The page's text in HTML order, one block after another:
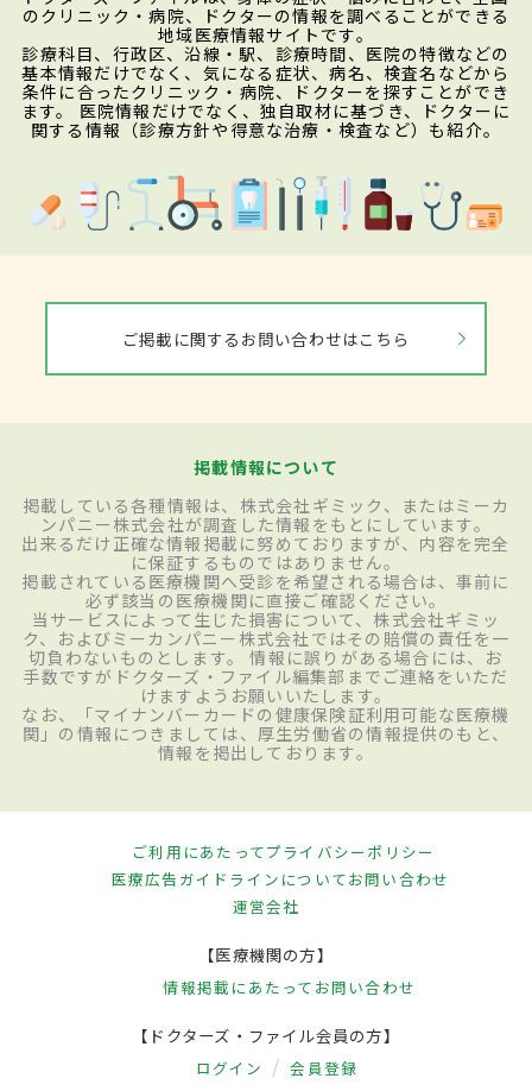
のクリニック・病院、ドクターの情報を調べることができる
地域医療情報サイトです。
診療科目、行政区、沿線・駅、診療時間、医院の特徴などの
基本情報だけでなく、気になる症状、病名、検査名などから
条件に合ったクリニック・病院、ドクターを探すことができ
ます。 医院情報だけでなく、独自取材に基づき、ドクターに
関する情報（診療方針や得意な治療・検査など）も紹介。
ご掲載に関するお問い合わせはこちら
掲載情報について
掲載している各種情報は、株式会社ギミック、またはミーカ
ンパニー株式会社が調査した情報をもとにしています。
出来るだけ正確な情報掲載に努めておりますが、内容を完全
に保証するものではありません。
掲載されている医療機関へ受診を希望される場合は、事前に
必ず該当の医療機関に直接ご確認ください。
当サービスによって生じた損害について、株式会社ギミッ
ク、およびミーカンパニー株式会社ではその賠償の責任を一
切負わないものとします。 情報に誤りがある場合には、お
手数ですがドクターズ・ファイル編集部までご連絡をいただ
けますようお願いいたします。
なお、「マイナンバーカードの健康保険証利用可能な医療機
関」の情報につきましては、厚生労働省の情報提供のもと、
情報を掲出しております。
ご利用にあたってプライバシーポリシー
医療広告ガイドラインについてお問い合わせ
運営会社
【医療機関の方】
情報掲載にあたって お問い合わせ
【ドクターズ・ファイル会員の方】
ログイン 会員登録